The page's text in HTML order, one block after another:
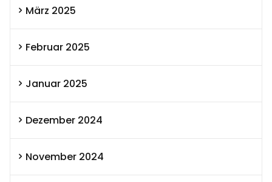
März 2025
Februar 2025
Januar 2025
Dezember 2024
November 2024